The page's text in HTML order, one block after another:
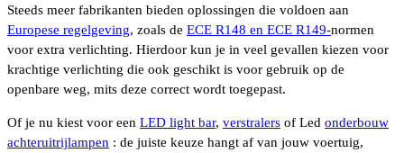
Steeds meer fabrikanten bieden oplossingen die voldoen aan
Europese regelgeving, zoals de ECE R148 en ECE R149-normen
voor extra verlichting. Hierdoor kun je in veel gevallen kiezen voor
krachtige verlichting die ook geschikt is voor gebruik op de
openbare weg, mits deze correct wordt toegepast.
Of je nu kiest voor een LED light bar, verstralers of Led onderbouw
achteruitrijlampen : de juiste keuze hangt af van jouw voertuig,